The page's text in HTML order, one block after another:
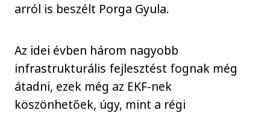
arról is beszélt Porga Gyula.
Az idei évben három nagyobb
infrastrukturális fejlesztést fognak még
átadni, ezek még az EKF-nek
köszönhetőek, úgy, mint a régi